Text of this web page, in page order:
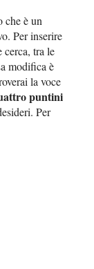
che è un
Per inserire
cerca, tra le
modifica è
la voce
puntini
Per